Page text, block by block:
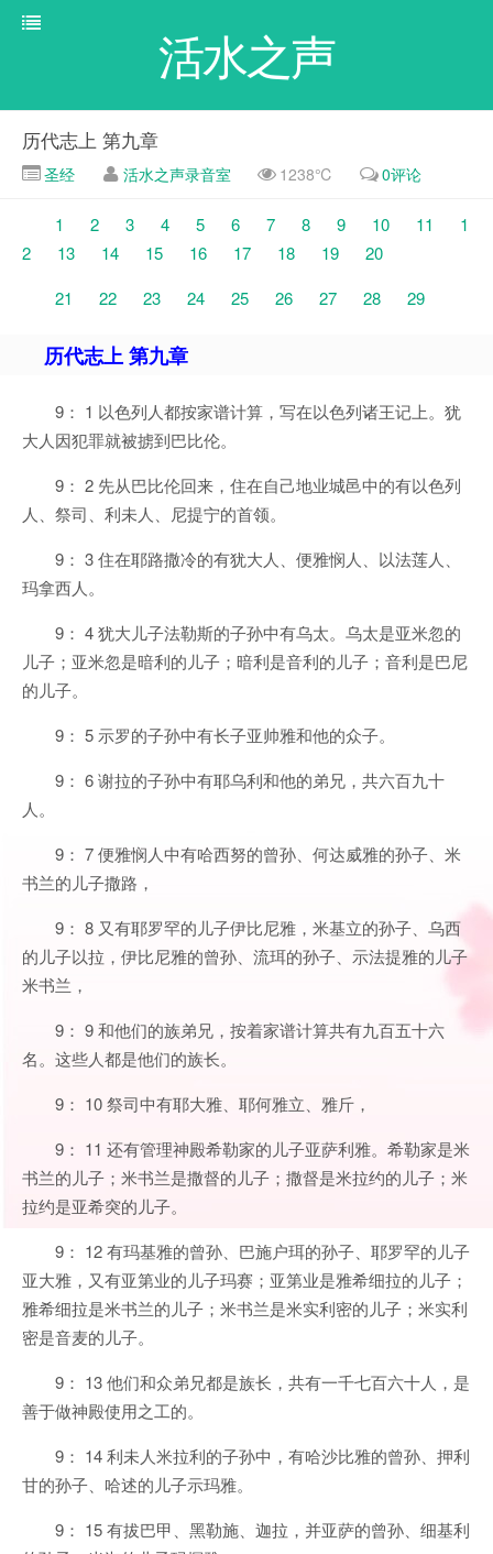
活水之声
历代志上 第九章
圣经 活水之声录音室 1238℃ 0评论
1 2 3 4 5 6 7 8 9 10 11
1
2
13 14 15 16 17 18 19
20
21
22 23 24 25 26 27 28 29
历代志上 第九章
9： 1 以色列人都按家谱计算，写在以色列诸王记上。犹
大人因犯罪就被掳到巴比伦。
9： 2 先从巴比伦回来，住在自己地业城邑中的有以色列
人、祭司、利未人、尼提宁的首领。
9： 3 住在耶路撒冷的有犹大人、便雅悯人、以法莲人、
玛拿西人。
9： 4 犹大儿子法勒斯的子孙中有乌太。乌太是亚米忽的
儿子；亚米忽是暗利的儿子；暗利是音利的儿子；音利是巴尼
的儿子。
9： 5 示罗的子孙中有长子亚帅雅和他的众子。
9： 6 谢拉的子孙中有耶乌利和他的弟兄，共六百九十
人。
9： 7 便雅悯人中有哈西努的曾孙、何达威雅的孙子、米
书兰的儿子撒路，
9： 8 又有耶罗罕的儿子伊比尼雅，米基立的孙子、乌西
的儿子以拉，伊比尼雅的曾孙、流珥的孙子、示法提雅的儿子
米书兰，
9： 9 和他们的族弟兄，按着家谱计算共有九百五十六
名。这些人都是他们的族长。
9： 10 祭司中有耶大雅、耶何雅立、雅斤，
9： 11 还有管理神殿希勒家的儿子亚萨利雅。希勒家是米
书兰的儿子；米书兰是撒督的儿子；撒督是米拉约的儿子；米
拉约是亚希突的儿子。
9： 12 有玛基雅的曾孙、巴施户珥的孙子、耶罗罕的儿子
亚大雅，又有亚第业的儿子玛赛；亚第业是雅希细拉的儿子；
雅希细拉是米书兰的儿子；米书兰是米实利密的儿子；米实利
密是音麦的儿子。
9： 13 他们和众弟兄都是族长，共有一千七百六十人，是
善于做神殿使用之工的。
9： 14 利未人米拉利的子孙中，有哈沙比雅的曾孙、押利
甘的孙子、哈述的儿子示玛雅。
9： 15 有拔巴甲、黑勒施、迦拉，并亚萨的曾孙、细基利